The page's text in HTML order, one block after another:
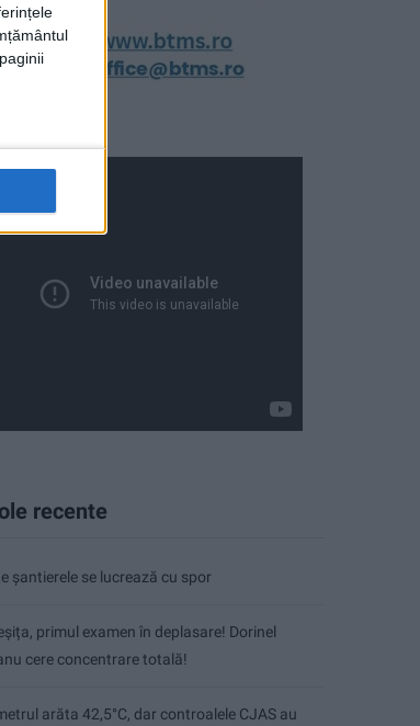
recente
șantierele se lucrează cu spor
primul examen în deplasare! Dorinel
cere concentrare totală!
arăta 42,5°C, dar controalele CJAS au